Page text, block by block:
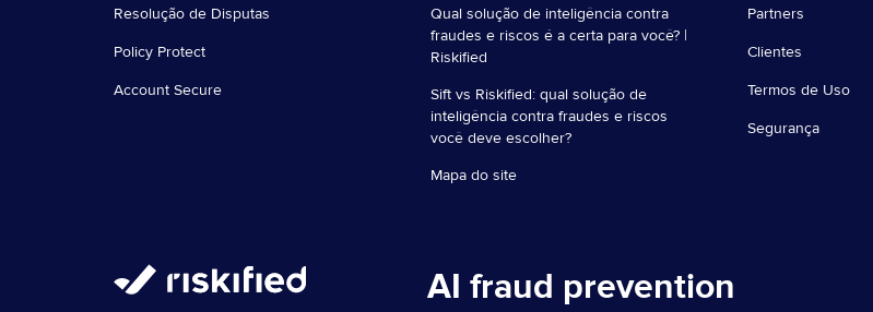
Resolução de Disputas
Policy Protect
Account Secure
Qual solução de inteligência contra
fraudes e riscos é a certa para você? |
Riskified
Sift vs Riskified: qual solução de
inteligência contra fraudes e riscos
você deve escolher?
Mapa do site
Partners
Clientes
Termos de Uso
Segurança
AI fraud prevention